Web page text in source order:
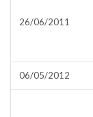
26/06/2011
06/05/2012